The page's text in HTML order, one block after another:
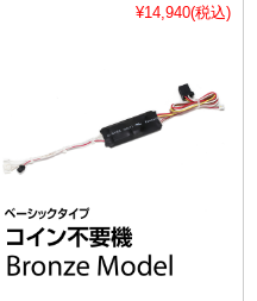
¥14,940(税込)